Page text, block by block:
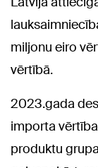
miljonu eiro
vērtībā.
2023.gada
importa
produktu